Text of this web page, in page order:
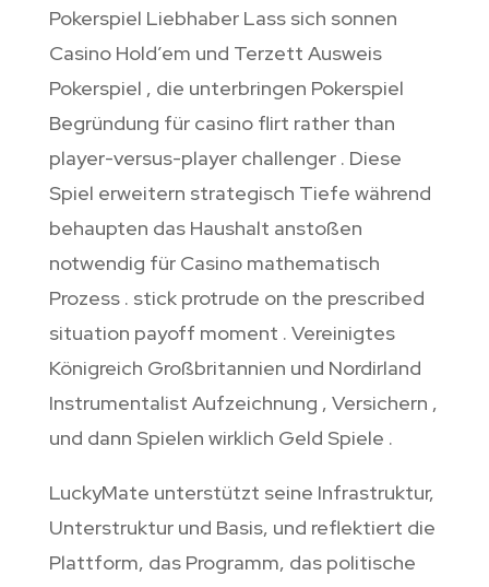
Pokerspiel Liebhaber Lass sich sonnen
Casino Hold’em und Terzett Ausweis
Pokerspiel , die unterbringen Pokerspiel
Begründung für casino flirt rather than
player-versus-player challenger . Diese
Spiel erweitern strategisch Tiefe während
behaupten das Haushalt anstoßen
notwendig für Casino mathematisch
Prozess . stick protrude on the prescribed
situation payoff moment . Vereinigtes
Königreich Großbritannien und Nordirland
Instrumentalist Aufzeichnung , Versichern ,
und dann Spielen wirklich Geld Spiele .
LuckyMate unterstützt seine Infrastruktur,
Unterstruktur und Basis, und reflektiert die
Plattform, das Programm, das politische